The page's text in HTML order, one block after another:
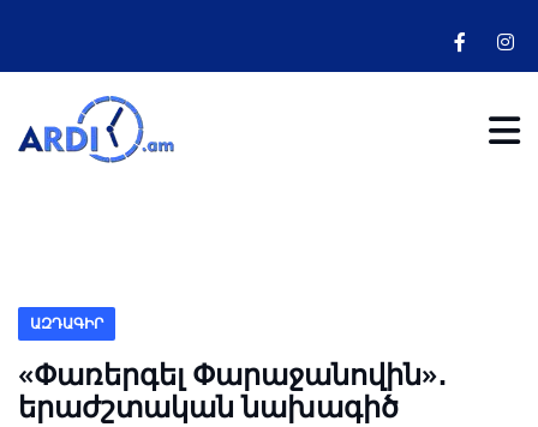
ԱԶԴԱԳԻՐ
«Փառերգել Փարաջանովին»․
երաժշտական նախագիծ